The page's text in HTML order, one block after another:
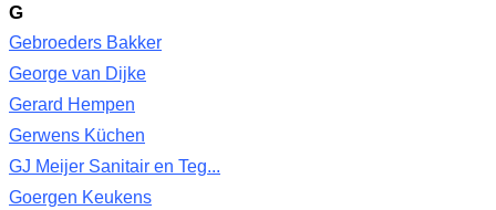
G
Gebroeders Bakker
George van Dijke
Gerard Hempen
Gerwens Küchen
GJ Meijer Sanitair en Teg...
Goergen Keukens